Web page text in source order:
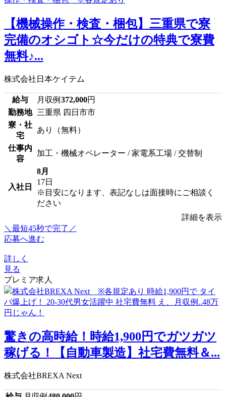
【機械操作・検査・梱包】三重県で寮
完備のオシゴト☆今だけの特典で寮費
無料♪...
株式会社日本ケイテム
給与 月収例 372,000円
勤務地 三重県 四日市市
寮・社
宅
あり（無料）
仕事内
容
加工・機械オペレーター / 家電系工場 / 交替制
入社日
8月
17日
※目安になります、表記なしは面接時にご相談く
ださい
詳細を表示
＼最短45秒で完了／
応募へ進む
詳しく
見る
プレミア求人
驚きの高時給！時給1,900円でガツガツ
稼げる！【自動車製造】社宅費無料＆...
株式会社BREXA Next